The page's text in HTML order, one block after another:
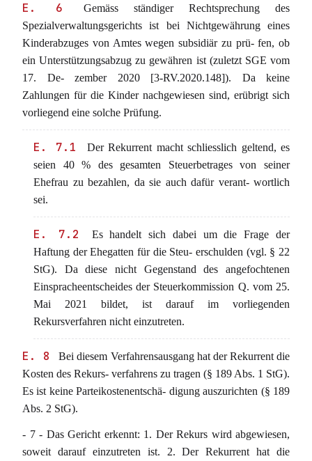
E. 6
Gemäss ständiger Rechtsprechung des
Spezialverwaltungsgerichts ist bei Nichtgewährung eines
Kinderabzuges von Amtes wegen subsidiär zu prü- fen, ob
ein Unterstützungsabzug zu gewähren ist (zuletzt SGE vom
17. De- zember 2020 [3-RV.2020.148]). Da keine
Zahlungen für die Kinder nachgewiesen sind, erübrigt sich
vorliegend eine solche Prüfung.
E. 7.1
Der Rekurrent macht schliesslich geltend, es
seien 40 % des gesamten Steuerbetrages von seiner
Ehefrau zu bezahlen, da sie auch dafür verant- wortlich
sei.
E. 7.2
Es handelt sich dabei um die Frage der
Haftung der Ehegatten für die Steu- erschulden (vgl. § 22
StG). Da diese nicht Gegenstand des angefochtenen
Einspracheentscheides der Steuerkommission Q. vom 25.
Mai 2021 bildet, ist darauf im vorliegenden
Rekursverfahren nicht einzutreten.
E. 8
Bei diesem Verfahrensausgang hat der Rekurrent die
Kosten des Rekurs- verfahrens zu tragen (§ 189 Abs. 1 StG).
Es ist keine Parteikostenentschä- digung auszurichten (§ 189
Abs. 2 StG).
- 7 - Das Gericht erkennt: 1. Der Rekurs wird abgewiesen,
soweit darauf einzutreten ist. 2. Der Rekurrent hat die